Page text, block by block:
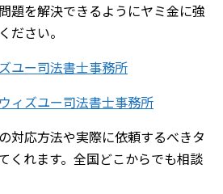
題を解決できるようにヤミ金に強
ださい。
ユー司法書士事務所
ィズユー司法書士事務所
対応方法や実際に依頼するべきタ
くれます。全国どこからでも相談